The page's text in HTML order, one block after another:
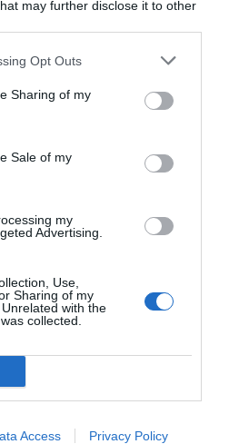
may further disclose it to other
Opt Outs
Sharing of my
Sale of my
my
Advertising.
Use,
Sharing of my
with the
collected.
Access Privacy Policy
på att baka några till